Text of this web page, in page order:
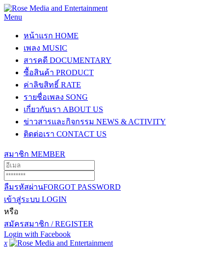
Menu
หน้าแรก HOME
เพลง MUSIC
สารคดี DOCUMENTARY
ซื้อสินค้า PRODUCT
ค่าลิขสิทธิ์ RATE
รายชื่อเพลง SONG
เกี่ยวกับเรา ABOUT US
ข่าวสารและกิจกรรม NEWS & ACTIVITY
ติดต่อเรา CONTACT US
สมาชิก MEMBER
ลืมรหัสผ่านFORGOT PASSWORD
เข้าสู่ระบบ LOGIN
หรือ
สมัครสมาชิก / REGISTER
Login with Facebook
x